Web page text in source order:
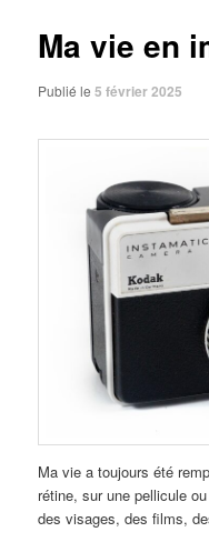
Ma vie en
Publié le5 février 2025
Ma vie a toujours été
rétine, sur une pellicule
des visages, des films,